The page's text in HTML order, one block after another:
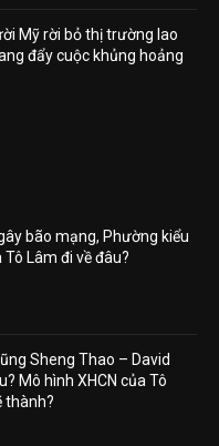
Mỹ rời bỏ thị trường lao
đẩy cuộc khủng hoảng
bão mạng, Phường kiểu
Tô Lâm đi về đâu?
Sheng Thao – David
Mô hình XHCN của Tô
thành?